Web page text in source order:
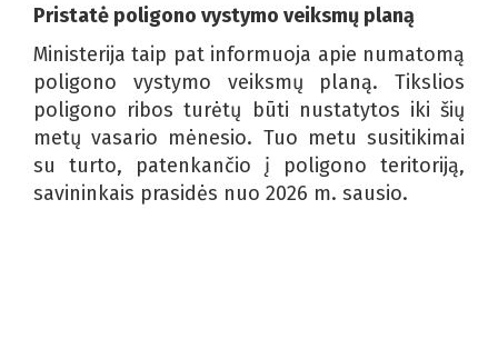
Pristatė poligono vystymo veiksmų planą
Ministerija taip pat informuoja apie numatomą
poligono vystymo veiksmų planą. Tikslios
poligono ribos turėtų būti nustatytos iki šių
metų vasario mėnesio. Tuo metu susitikimai
su turto, patenkančio į poligono teritoriją,
savininkais prasidės nuo 2026 m. sausio.